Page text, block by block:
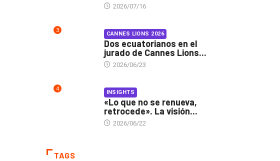
2026/07/16
3 CANNES LIONS 2026
Dos ecuatorianos en el
jurado de Cannes Lions...
2026/06/23
4 INSIGHTS
«Lo que no se renueva,
retrocede». La visión...
2026/06/22
TAGS